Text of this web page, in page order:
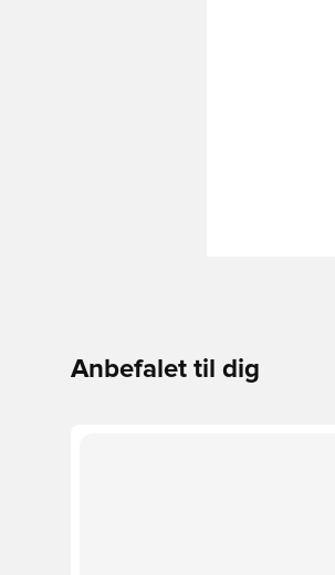
Anbefalet til dig